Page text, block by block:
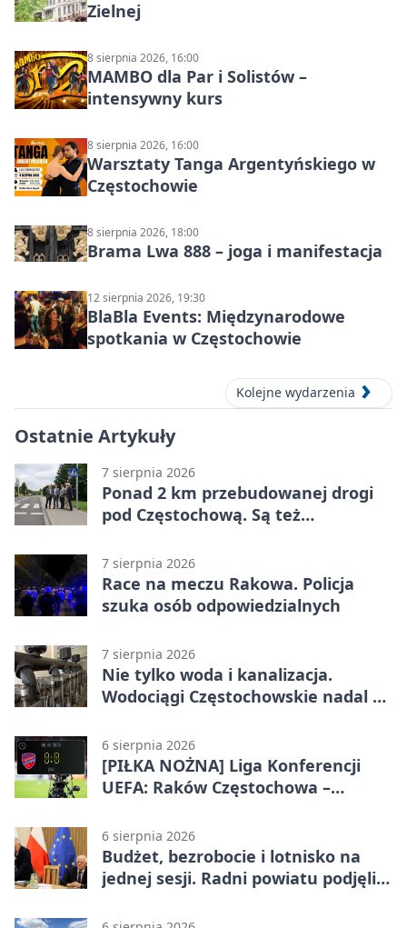
Zielnej
8 sierpnia 2026, 16:00
MAMBO dla Par i Solistów –
intensywny kurs
8 sierpnia 2026, 16:00
Warsztaty Tanga Argentyńskiego w
Częstochowie
8 sierpnia 2026, 18:00
Brama Lwa 888 – joga i manifestacja
12 sierpnia 2026, 19:30
BlaBla Events: Międzynarodowe
spotkania w Częstochowie
Kolejne wydarzenia
Ostatnie Artykuły
7 sierpnia 2026
Ponad 2 km przebudowanej drogi
pod Częstochową. Są też
7 sierpnia 2026
Race na meczu Rakowa. Policja
szuka osób odpowiedzialnych
7 sierpnia 2026
Nie tylko woda i kanalizacja.
Wodociągi Częstochowskie nadal w
6 sierpnia 2026
[PIŁKA NOŻNA] Liga Konferencji
UEFA: Raków Częstochowa –
meczu III rundy eliminacji
6 sierpnia 2026
Budżet, bezrobocie i lotnisko na
jednej sesji. Radni powiatu podjęli